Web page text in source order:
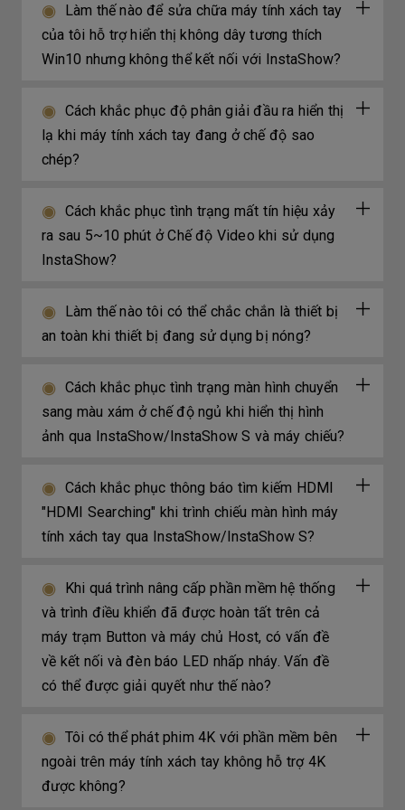
Làm thế nào để sửa chữa máy tính xách tay
của tôi hỗ trợ hiển thị không dây tương thích
Win10 nhưng không thể kết nối với InstaShow?
Cách khắc phục độ phân giải đầu ra hiển thị
lạ khi máy tính xách tay đang ở chế độ sao
chép?
Cách khắc phục tình trạng mất tín hiệu xảy
ra sau 5~10 phút ở Chế độ Video khi sử dụng
InstaShow?
Làm thế nào tôi có thể chắc chắn là thiết bị
an toàn khi thiết bị đang sử dụng bị nóng?
Cách khắc phục tình trạng màn hình chuyển
sang màu xám ở chế độ ngủ khi hiển thị hình
ảnh qua InstaShow/InstaShow S và máy chiếu?
Cách khắc phục thông báo tìm kiếm HDMI
"HDMI Searching" khi trình chiếu màn hình máy
tính xách tay qua InstaShow/InstaShow S?
Khi quá trình nâng cấp phần mềm hệ thống
và trình điều khiển đã được hoàn tất trên cả
máy trạm Button và máy chủ Host, có vấn đề
về kết nối và đèn báo LED nhấp nháy. Vấn đề
có thể được giải quyết như thế nào?
Tôi có thể phát phim 4K với phần mềm bên
ngoài trên máy tính xách tay không hỗ trợ 4K
được không?